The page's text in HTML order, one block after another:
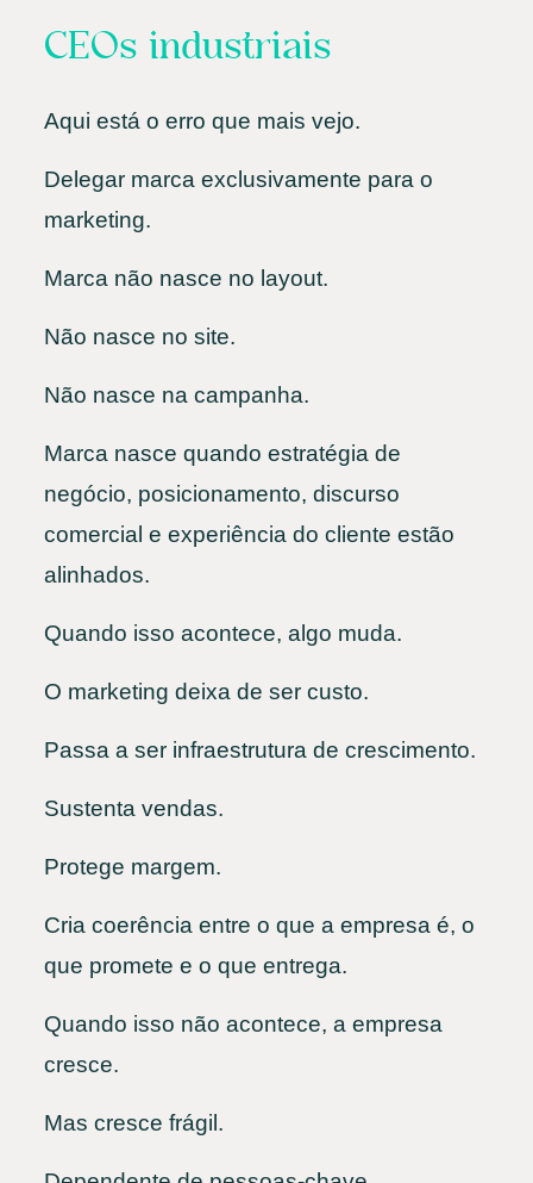
CEOs industriais
Aqui está o erro que mais vejo.
Delegar marca exclusivamente para o
marketing.
Marca não nasce no layout.
Não nasce no site.
Não nasce na campanha.
Marca nasce quando estratégia de
negócio, posicionamento, discurso
comercial e experiência do cliente estão
alinhados.
Quando isso acontece, algo muda.
O marketing deixa de ser custo.
Passa a ser infraestrutura de crescimento.
Sustenta vendas.
Protege margem.
Cria coerência entre o que a empresa é, o
que promete e o que entrega.
Quando isso não acontece, a empresa
cresce.
Mas cresce frágil.